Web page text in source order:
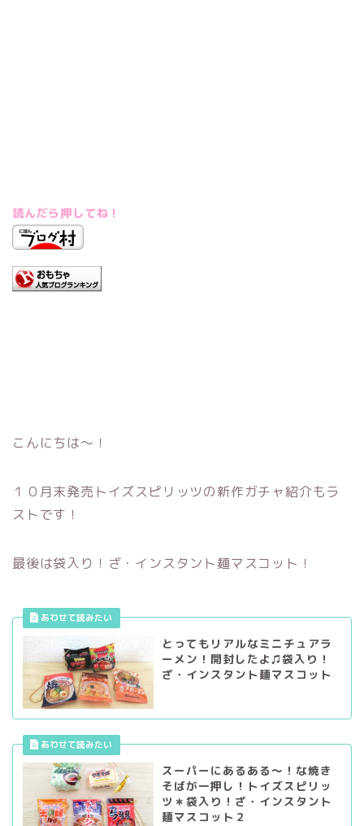
読んだら押してね！
こんにちは～！
１０月末発売トイズスピリッツの新作ガチャ紹介もラ
ストです！
最後は袋入り！ざ・インスタント麺マスコット！
とってもリアルなミニチュアラ
ーメン！開封したよ♫袋入り！
ざ・インスタント麺マスコット
スーパーにあるある～！な焼き
そばが一押し！トイズスピリッ
ツ＊袋入り！ざ・インスタント
麺マスコット２